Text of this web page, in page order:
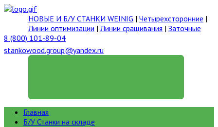
НОВЫЕ И Б/У СТАНКИ WEINIG | Четырехсторонние |
Линии оптимизации | Линии сращивания | Заточные
8 (800) 101-89-04
stankowood.group@yandex.ru
Главная
Б/У Станки на складе